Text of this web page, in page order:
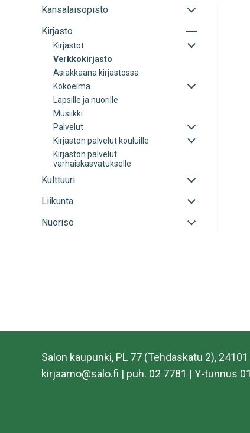
Kansalaisopisto
Avaa
sulje
alavalikko
Kirjasto
Avaa
Kirjastot
Avaa
Verkkokirjasto
Asiakkaana kirjastossa
Kokoelma
Avaa
Lapsille ja nuorille
Musiikki
Palvelut
Avaa
sulje
Kirjaston palvelut kouluille
Avaa
Kirjaston palvelut
varhaiskasvatukselle
Kulttuuri
Avaa
sulje
Liikunta
Avaa
sulje
Nuoriso
Avaa
Salon kaupunki, PL 77 (Tehdaskatu 2), 24101
kirjaamo@salo.fi | puh. 02 7781 | Y-tunnus